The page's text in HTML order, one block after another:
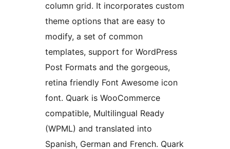
column grid. It incorporates custom
theme options that are easy to
modify, a set of common
templates, support for WordPress
Post Formats and the gorgeous,
retina friendly Font Awesome icon
font. Quark is WooCommerce
compatible, Multilingual Ready
(WPML) and translated into
Spanish, German and French. Quark